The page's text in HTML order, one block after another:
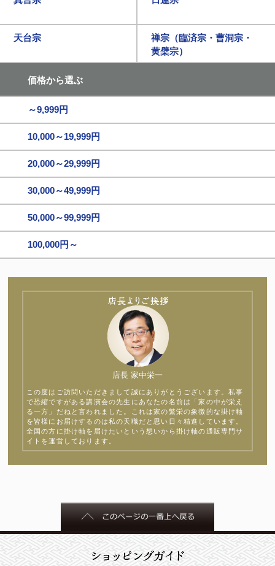
天台宗
禅宗（臨済宗・曹洞宗・
黄檗宗）
価格から選ぶ
～9,999円
10,000～19,999円
20,000～29,999円
30,000～49,999円
50,000～99,999円
100,000円～
店長 家中栄一
この度はご訪問いただきまして誠にありがとうございます。私事
で恐縮ですがある講演会の先生にあなたの名前は「家の中が栄え
る一方」だねと言われました。これは家の繁栄の象徴的な掛け軸
を皆様にお届けするのは私の天職だと思い日々精進しています。
全国の方に掛け軸を届けたいという想いから掛け軸の通販専門サ
イトを運営しております。